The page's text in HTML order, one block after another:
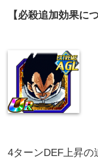
【必殺追加効果に
4ターンDEF上昇